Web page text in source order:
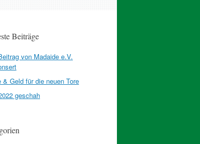
Beiträge
von Madaide e.V.
& Geld für die neuen Tore
geschah